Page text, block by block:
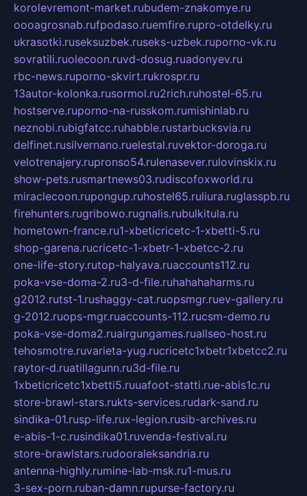
korolevremont-market.rubudem-znakomye.ru
oooagrosnab.rufpodaso.ruemfire.rupro-otdelky.ru
ukrasotki.ruseksuzbek.ruseks-uzbek.ruporno-vk.ru
sovratili.ruolecoon.ruvd-dosug.ruadonyev.ru
rbc-news.ruporno-skvirt.rukrospr.ru
13autor-kolonka.rusormol.ru2rich.ruhostel-65.ru
hostserve.ruporno-na-russkom.rumishinlab.ru
neznobi.rubigfatcc.ruhabble.rustarbucksvia.ru
delfinet.rusilvernano.ruelestal.ruvektor-doroga.ru
velotrenajery.rupronso54.rulenasever.rulovinskix.ru
show-pets.rusmartnews03.rudiscofoxworld.ru
miraclecoon.rupongup.ruhostel65.ruliura.ruglasspb.ru
firehunters.rugribowo.rugnalis.rubulkitula.ru
hometown-france.ru1-xbeticricetc-1-xbetti-5.ru
shop-garena.rucricetc-1-xbetr-1-xbetcc-2.ru
one-life-story.rutop-halyava.ruaccounts112.ru
poka-vse-doma-2.ru3-d-file.ruhahahaharms.ru
g2012.rutst-1.rushaggy-cat.ruopsmgr.ruev-gallery.ru
g-2012.ruops-mgr.ruaccounts-112.rucsm-demo.ru
poka-vse-doma2.ruairgungames.ruallseo-host.ru
tehosmotre.ruvarieta-yug.rucricetc1xbetr1xbetcc2.ru
raytor-d.ruatillagunn.ru3d-file.ru
1xbeticricetc1xbetti5.ruuafoot-statti.rue-abis1c.ru
store-brawl-stars.rukts-services.rudark-sand.ru
sindika-01.rusp-life.rux-legion.rusib-archives.ru
e-abis-1-c.rusindika01.ruvenda-festival.ru
store-brawlstars.rudooraleksandria.ru
antenna-highly.rumine-lab-msk.ru1-mus.ru
3-sex-porn.ruban-damn.rupurse-factory.ru